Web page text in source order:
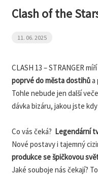
Clash of the
11. 06. 2025
CLASH 13 – STRANGER
poprvé do města dostihůa
Tohle nebude jen další
dávka bizáru, jakou jste
Co vás čeká? Legendární
Nové postavy i tajemný
produkce se špičkovou
Jaké souboje nás čekají?